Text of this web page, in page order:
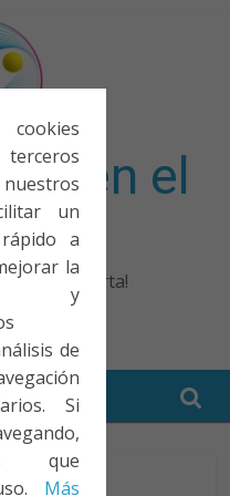
un
a
la
y
de
Si
que
Más
en el
importa!